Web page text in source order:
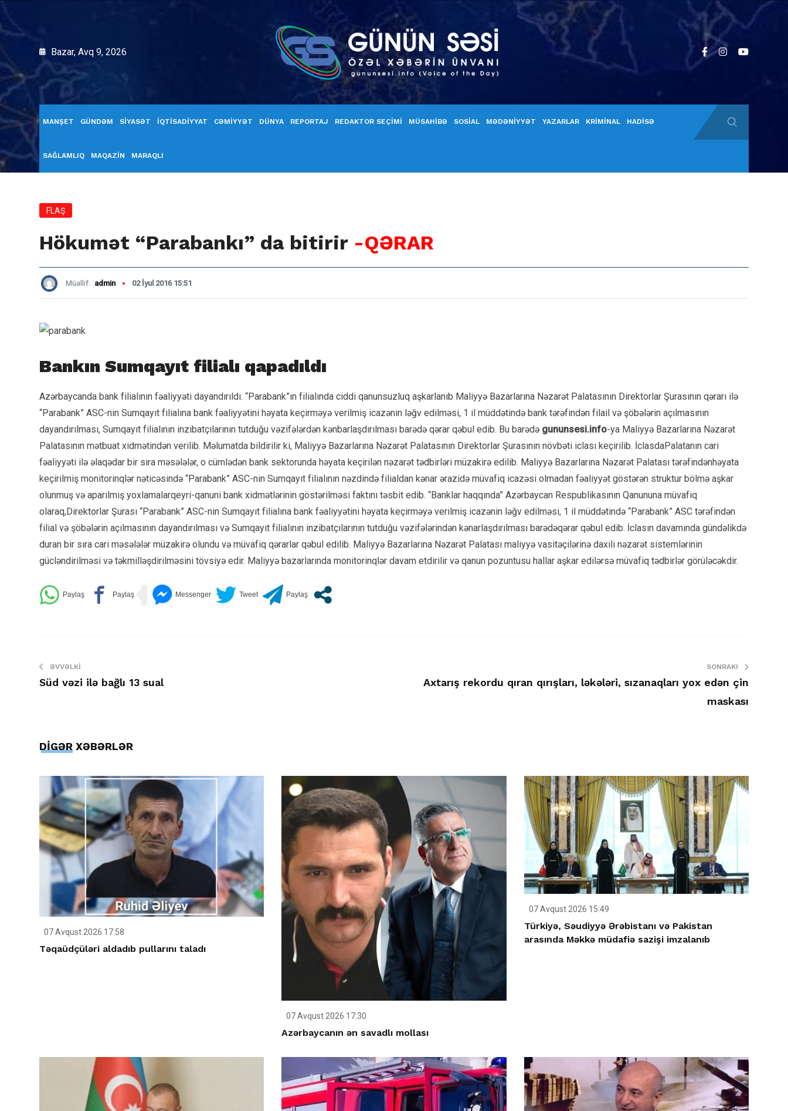
Bazar, Avq 9, 2026
MANŞET GÜNDƏM SİYASƏT İQTİSADİYYAT CƏMİYYƏT DÜNYA REPORTAJ REDAKTOR SEÇİMİ MÜSAHİBƏ SOSİAL MƏDƏNİYYƏT YAZARLAR KRİMİNAL HADİSƏ
SAĞLAMLIQ MAQAZİN MARAQLI
FLAŞ
Hökumət “Parabankı” da bitirir -QƏRAR
Müəllif: admin 02 İyul 2016 15:51
Bankın Sumqayıt filialı qapadıldı
Azərbaycanda bank filialının fəaliyyəti dayandırıldı. “Parabank”ın filialında ciddi qanunsuzluq aşkarlanıb Maliyyə Bazarlarına Nəzarət Palatasının Direktorlar Şurasının qərarı ilə
“Parabank” ASC-nin Sumqayıt filialına bank fəaliyyətini həyata keçirməyə verilmiş icazənin ləğv edilməsi, 1 il müddətində bank tərəfindən filail və şöbələrin açılmasının
dayandırılması, Sumqayıt filialının inzibatçılarının tutduğu vəzifələrdən kənbarlaşdırılması barədə qərar qəbul edib. Bu barədə gununsesi.info-ya Maliyyə Bazarlarına Nəzarət
Palatasının mətbuat xidmətindən verilib. Məlumatda bildirilir ki, Maliyyə Bazarlarına Nəzarət Palatasının Direktorlar Şurasının növbəti iclası keçirilib. İclasdaPalatanın cari
fəaliyyəti ilə əlaqədar bir sıra məsələlər, o cümlədən bank sektorunda həyata keçirilən nəzarət tədbirləri müzakirə edilib. Maliyyə Bazarlarına Nəzarət Palatası tərəfindənhəyata
keçirilmiş monitorinqlər nəticəsində “Parabank” ASC-nin Sumqayıt filialının nəzdində filialdan kənar ərazidə müvafiq icazəsi olmadan fəaliyyət göstərən struktur bölmə aşkar
olunmuş və aparılmış yoxlamalarqeyri-qanuni bank xidmətlərinin göstərilməsi faktını təsbit edib. “Banklar haqqında” Azərbaycan Respublikasının Qanununa müvafiq
olaraq,Direktorlar Şurası “Parabank” ASC-nin Sumqayıt filialına bank fəaliyyətini həyata keçirməyə verilmiş icazənin ləğv edilməsi, 1 il müddətində “Parabank” ASC tərəfindən
filial və şöbələrin açılmasının dayandırılması və Sumqayıt filialının inzibatçılarının tutduğu vəzifələrindən kənarlaşdırılması barədəqərar qəbul edib. İclasın davamında gündəlikdə
duran bir sıra cari məsələlər müzakirə olundu və müvafiq qərarlar qəbul edilib. Maliyyə Bazarlarına Nəzarət Palatası maliyyə vasitəçilərinə daxili nəzarət sistemlərinin
gücləndirilməsi və təkmilləşdirilməsini tövsiyə edir. Maliyyə bazarlarında monitorinqlər davam etdirilir və qanun pozuntusu hallar aşkar edilərsə müvafiq tədbirlər görüləcəkdir.
ƏVVƏLKI
Süd vəzi ilə bağlı 13 sual
SONRAKI
Axtarış rekordu qıran qırışları, ləkələri, sızanaqları yox edən çin
maskası
DİGƏR XƏBƏRLƏR
07 Avqust 2026 17:58
Təqaüdçüləri aldadıb pullarını taladı
07 Avqust 2026 17:30
Azərbaycanın ən savadlı mollası
07 Avqust 2026 15:49
Türkiyə, Səudiyyə Ərəbistanı və Pakistan
arasında Məkkə müdafiə sazişi imzalanıb